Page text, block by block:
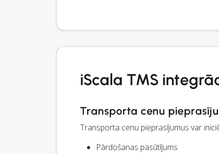
iScala TMS
Transporta cenu
Transporta cenu pieprasījumus var
Pārdošanas pasūtījums